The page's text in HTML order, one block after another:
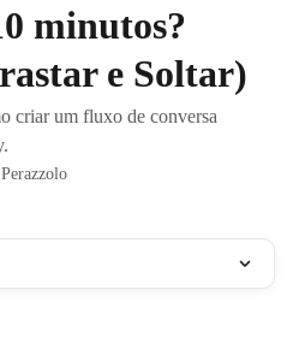
minutos?
e Soltar)
criar um fluxo de conversa